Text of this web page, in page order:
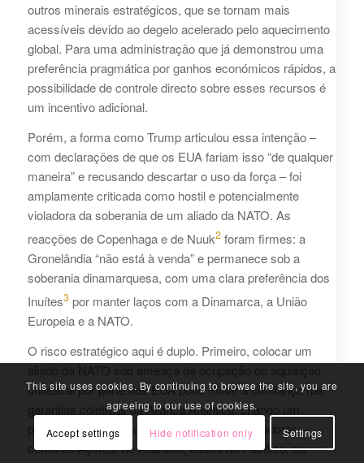
outros minerais estratégicos, que se tornam mais
acessíveis devido ao degelo acelerado pelo aquecimento
global. Para uma administração que já demonstrou uma
preferência pragmática por ganhos económicos rápidos, a
possibilidade de controle directo sobre esses recursos é
um incentivo adicional.
Porém, a forma como Trump articulou essa intenção –
com declarações de que os EUA fariam isso “de qualquer
maneira” e recusando descartar o uso da força – foi
amplamente criticada como hostil e potencialmente
violadora da soberania de um aliado da NATO. As
reacções de Copenhaga e de Nuuk2foram firmes: a
Gronelândia “não está à venda” e permanece sob a
soberania dinamarquesa, com uma clara preferência dos
Inuítes3por manter laços com a Dinamarca, a União
Europeia e a NATO.
O risco estratégico aqui é duplo. Primeiro, colocar um
unilateral por parte dos EUA pode minar a confiança nas
garantias coletivas da Aliança Atlântica, criando um
precedente em que outros territórios colaboradores –
como os Açores, no Atlântico, bases no Pacífico, ou
This site uses cookies. By continuing to browse the site, you are
agreeing to our use of cookies.
Accept settings
Hide notification only Settings